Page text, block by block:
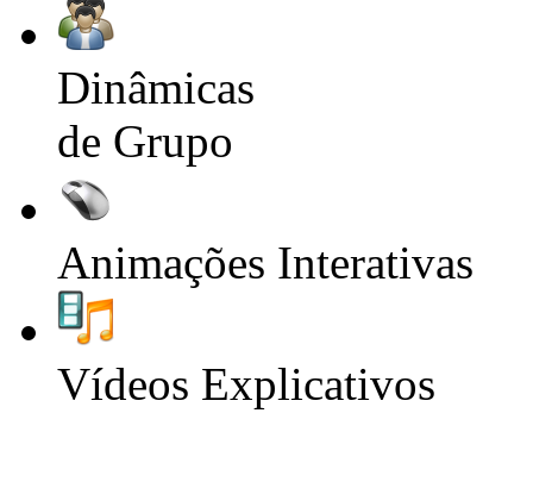
Dinâmicas
de Grupo
Animações Interativas
Vídeos Explicativos